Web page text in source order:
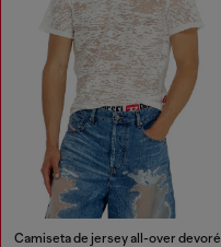
Camiseta de jersey all-over devoré